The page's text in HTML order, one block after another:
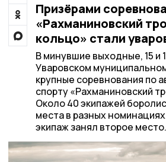
Призёрами
«Рахманиновский
кольцо» стали
В минувшие выходные, 15 и
Уваровском
крупные соревнования по
спорту «Рахманиновский
Около 40 экипажей
места в разных
экипаж занял второе место.